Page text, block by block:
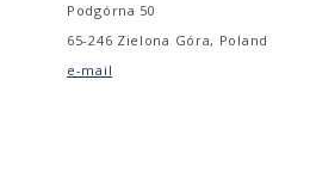
Podgórna 50
65-246 Zielona Góra, Poland
e-mail